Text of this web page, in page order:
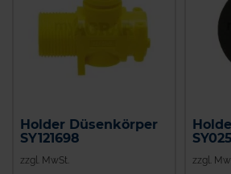
Holder Düsenkörper
SY121698
zzgl. MwSt. zzgl.